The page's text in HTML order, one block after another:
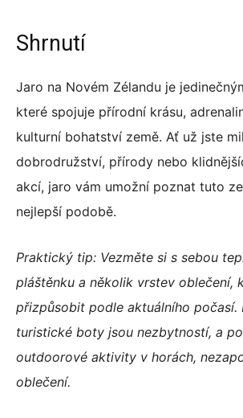
Shrnutí
Jaro na Novém Zélandu je
které spojuje přírodní krásu,
kulturní bohatství země. Ať už jste
dobrodružství, přírody nebo
akcí, jaro vám umožní poznat tuto
nejlepší podobě.
Praktický tip: Vezměte si s sebou
pláštěnku a několik vrstev oblečení,
přizpůsobit podle aktuálního počasí.
turistické boty jsou nezbytností, a
outdoorové aktivity v horách,
oblečení.